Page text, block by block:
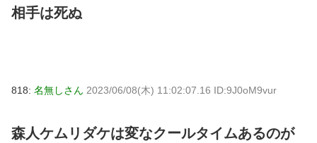
相手は死ぬ
818: 名無しさん 2023/06/08(木) 11:02:07.16 ID:9J0oM9vur
森人ケムリダケは変なクールタイムあるのが